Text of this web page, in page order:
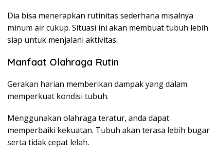
Dia bisa menerapkan rutinitas sederhana misalnya
minum air cukup. Situasi ini akan membuat tubuh lebih
siap untuk menjalani aktivitas.
Manfaat Olahraga Rutin
Gerakan harian memberikan dampak yang dalam
memperkuat kondisi tubuh.
Menggunakan olahraga teratur, anda dapat
memperbaiki kekuatan. Tubuh akan terasa lebih bugar
serta tidak cepat lelah.